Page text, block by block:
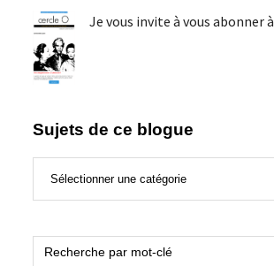
Je vous invite à vous abonner à
Sujets de ce blogue
Search
for: